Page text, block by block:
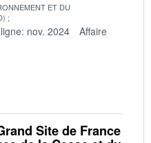
ET DU
nov. 2024
Affaire
Site de France